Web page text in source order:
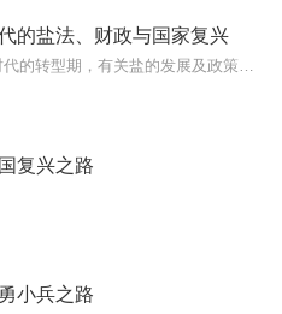
的盐法、财政与国家复兴
复兴之路
小兵之路